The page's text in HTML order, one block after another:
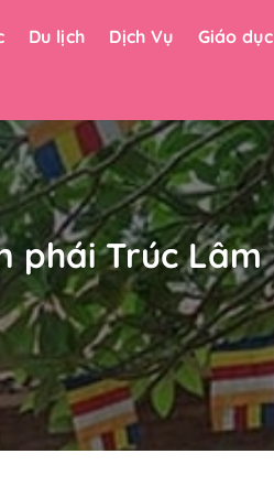
Du lịch Dịch Vụ Giáo dục
phái Trúc Lâm